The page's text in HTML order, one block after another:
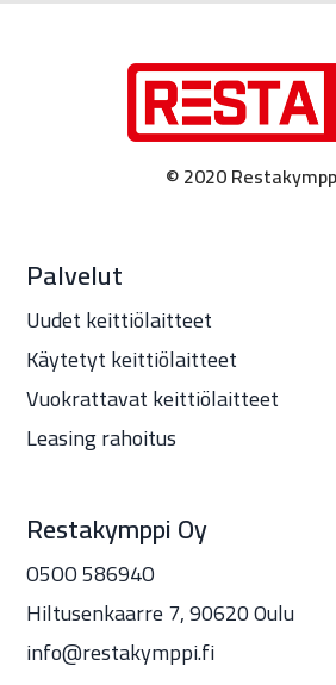
© 2020
Palvelut
Uudet keittiölaitteet
Käytetyt keittiölaitteet
Vuokrattavat keittiölaitteet
Leasing rahoitus
Restakymppi Oy
O5OO 58694O
Hiltusenkaarre 7, 90620 Oulu
info@restakymppi.fi